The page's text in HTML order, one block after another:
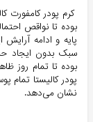
کرم پودر کامفورت
بوده تا نواقص
پایه و ادامه آرایش
سبک بدون ایجاد
بوده تا تمام روز
پودر كاليستا
نشان می‌دهد.